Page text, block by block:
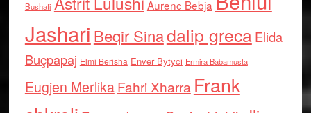
Bushati Aurenc Bebja
Jashari Beqir Sinadalip grecaElida
Buçpapaj Elmi Berisha Enver Bytyci Ermira Babamusta
Eugjen MerlikaFahri Xharra Frank